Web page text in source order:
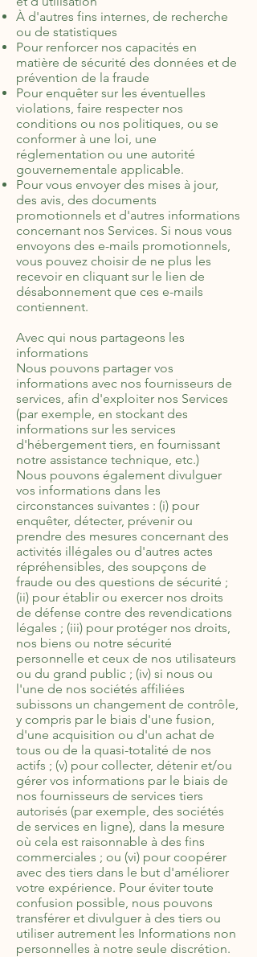
À d'autres fins internes, de recherche
ou de statistiques
Pour renforcer nos capacités en
matière de sécurité des données et de
prévention de la fraude
Pour enquêter sur les éventuelles
violations, faire respecter nos
conditions ou nos politiques, ou se
conformer à une loi, une
réglementation ou une autorité
gouvernementale applicable.
Pour vous envoyer des mises à jour,
des avis, des documents
promotionnels et d'autres informations
concernant nos Services. Si nous vous
envoyons des e-mails promotionnels,
vous pouvez choisir de ne plus les
recevoir en cliquant sur le lien de
désabonnement que ces e-mails
contiennent.
Avec qui nous partageons les
informations
Nous pouvons partager vos
informations avec nos fournisseurs de
services, afin d'exploiter nos Services
(par exemple, en stockant des
informations sur les services
d'hébergement tiers, en fournissant
notre assistance technique, etc.)
Nous pouvons également divulguer
vos informations dans les
circonstances suivantes : (i) pour
enquêter, détecter, prévenir ou
prendre des mesures concernant des
activités illégales ou d'autres actes
répréhensibles, des soupçons de
fraude ou des questions de sécurité ;
(ii) pour établir ou exercer nos droits
de défense contre des revendications
légales ; (iii) pour protéger nos droits,
nos biens ou notre sécurité
personnelle et ceux de nos utilisateurs
ou du grand public ; (iv) si nous ou
l'une de nos sociétés affiliées
subissons un changement de contrôle,
y compris par le biais d'une fusion,
d'une acquisition ou d'un achat de
tous ou de la quasi-totalité de nos
actifs ; (v) pour collecter, détenir et/ou
gérer vos informations par le biais de
nos fournisseurs de services tiers
autorisés (par exemple, des sociétés
de services en ligne), dans la mesure
où cela est raisonnable à des fins
commerciales ; ou (vi) pour coopérer
avec des tiers dans le but d'améliorer
votre expérience. Pour éviter toute
confusion possible, nous pouvons
transférer et divulguer à des tiers ou
utiliser autrement les Informations non
personnelles à notre seule discrétion.